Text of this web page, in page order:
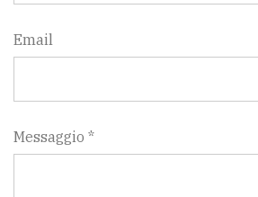
Email
Messaggio *